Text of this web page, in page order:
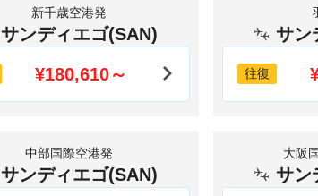
新千歳空港発
サンディエゴ(SAN)
¥180,610～
サン
往復
中部国際空港発
サンディエゴ(SAN)
大阪
サン